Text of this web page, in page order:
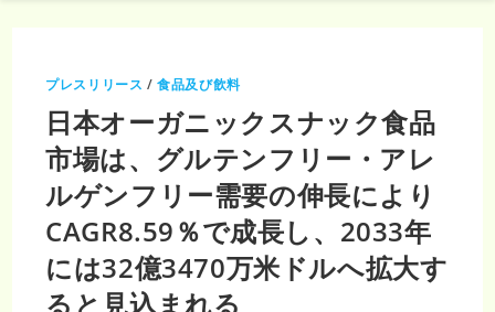
プレスリリース /食品及び飲料
日本オーガニックスナック食品
市場は、グルテンフリー・アレ
ルゲンフリー需要の伸長により
CAGR8.59％で成長し、2033年
には32億3470万米ドルへ拡大す
ると見込まれる